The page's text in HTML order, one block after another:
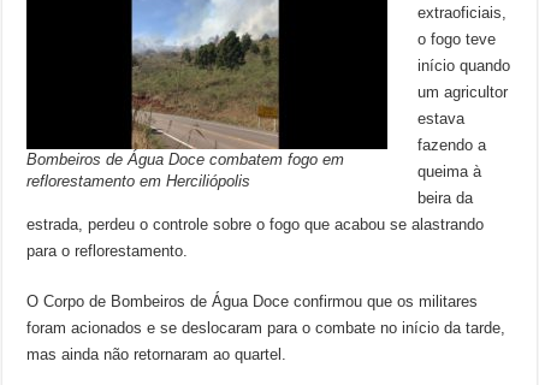
Bombeiros de Água Doce combatem fogo em
reflorestamento em Herciliópolis
extraoficiais,
o fogo teve
início quando
um agricultor
estava
fazendo a
queima à
beira da
estrada, perdeu o controle sobre o fogo que acabou se alastrando
para o reflorestamento.
O Corpo de Bombeiros de Água Doce confirmou que os militares
foram acionados e se deslocaram para o combate no início da tarde,
mas ainda não retornaram ao quartel.